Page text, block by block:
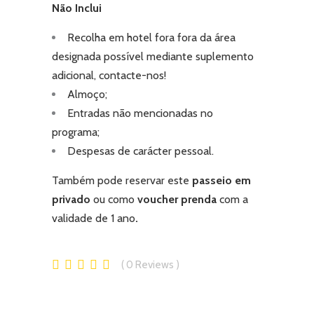
Não Inclui
Recolha em hotel fora fora da área
designada possível mediante suplemento
adicional, contacte-nos!
Almoço;
Entradas não mencionadas no
programa;
Despesas de carácter pessoal.
Também pode reservar este passeio em
privado ou como voucher prenda com a
validade de 1 ano.
0 Reviews